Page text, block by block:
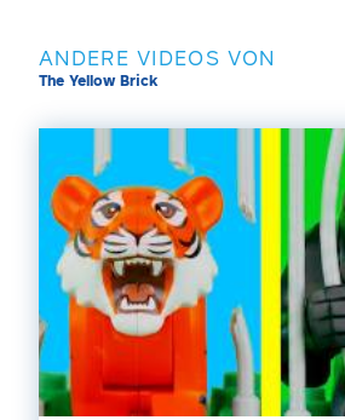
ANDERE VIDEOS VON
The Yellow Brick